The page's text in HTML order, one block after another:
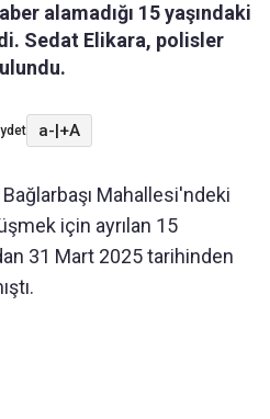
alamadığı 15 yaşındaki
Sedat Elikara, polisler
a-|+A
Mahallesi'ndeki
için ayrılan 15
31 Mart 2025 tarihinden